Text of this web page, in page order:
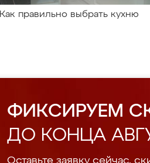
Как правильно выбрать кухню
ФИКСИРУЕМ
ДО КОНЦА
Оставьте заявку сейчас,